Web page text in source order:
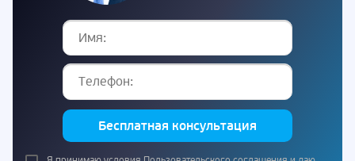
Бесплатная консультация